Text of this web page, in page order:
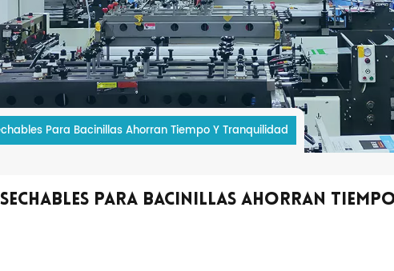
Para Bacinillas Ahorran Tiempo Y Tranquilidad
para bacinillas ahorran